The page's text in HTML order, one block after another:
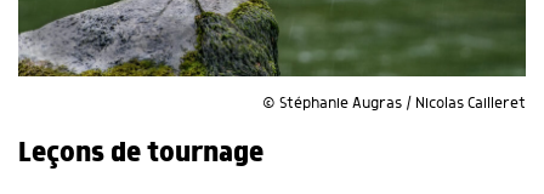
© Stéphanie Augras / Nicolas Cailleret
Leçons de tournage